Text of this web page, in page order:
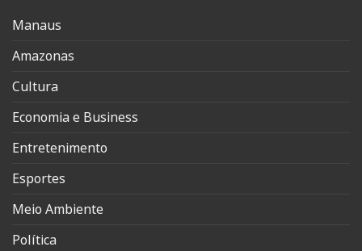
Manaus
Amazonas
Cultura
Economia e Business
Entretenimento
Esportes
Meio Ambiente
Política